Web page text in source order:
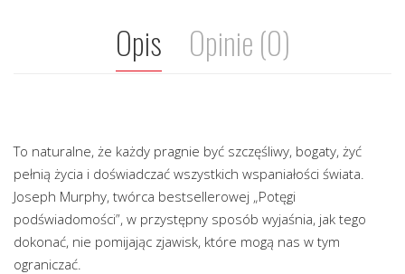
Opis Opinie (0)
To naturalne, że każdy pragnie być szczęśliwy, bogaty, żyć
pełnią życia i doświadczać wszystkich wspaniałości świata.
Joseph Murphy, twórca bestsellerowej „Potęgi
podświadomości”, w przystępny sposób wyjaśnia, jak tego
dokonać, nie pomijając zjawisk, które mogą nas w tym
ograniczać.